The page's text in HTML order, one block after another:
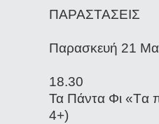
ΠΑΡΑΣΤΑΣΕΙΣ
Παρασκευή 21
18.30
Τα Πάντα Φι «Tα
4+)